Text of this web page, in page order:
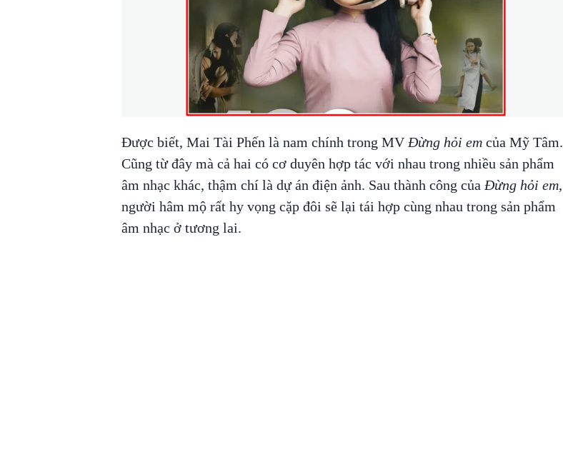
Được biết, Mai Tài Phến là nam chính trong MVĐừng hỏi em của Mỹ Tâm.
Cũng từ đây mà cả hai có cơ duyên hợp tác với nhau trong nhiều sản phẩm
âm nhạc khác, thậm chí là dự án điện ảnh. Sau thành công của Đừng hỏi em,
người hâm mộ rất hy vọng cặp đôi sẽ lại tái hợp cùng nhau trong sản phẩm
âm nhạc ở tương lai.